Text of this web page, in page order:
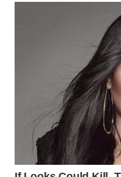
CIANJUR
TANGERANG
WN
BINJAI